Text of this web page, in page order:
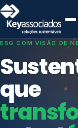
SISTEMAS DE
Índices de Mercado